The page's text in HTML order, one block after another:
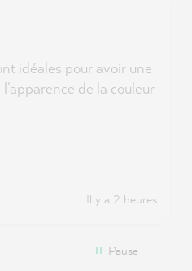
idéales pour avoir une
de la couleur
Il y a 2 heures
Pause